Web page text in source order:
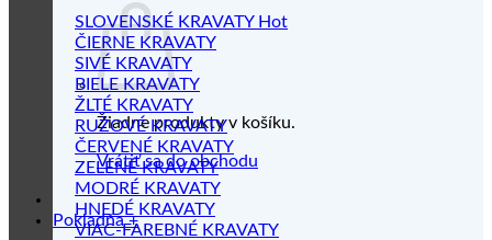
Žiadne produkty v košíku.
Vrátiť sa do obchodu
Pokladňa +
SLOVENSKÉ KRAVATY
ČIERNE KRAVATY
SIVÉ KRAVATY
BIELE KRAVATY
ŽLTÉ KRAVATY
RUŽOVÉ KRAVATY
ČERVENÉ KRAVATY
ZELENÉ KRAVATY
MODRÉ KRAVATY
HNEDÉ KRAVATY
VIAC-FAREBNÉ KRAVATY